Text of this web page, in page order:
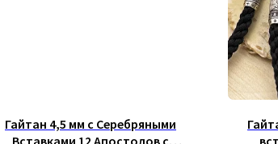
Гайтан 4,5 мм с Серебряными